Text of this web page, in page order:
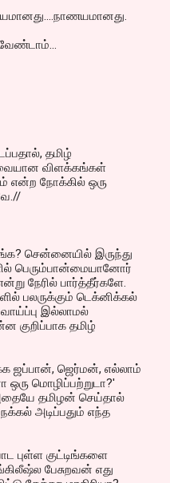
வேண்டாம்...
தமிழ்
விளக்கங்கள்
என்ற நோக்கில் ஒரு
சென்னையில் இருந்து
பெரும்பான்மையானோர்
நேரில் பார்த்தீர்களே.
பலருக்கும் டெக்னிக்கல்
இல்லாமல்
குறிப்பாக தமிழ்
ஜப்பான், ஜெர்மன், எல்லாம்
ஒரு மொழிப்பற்றுடா?'
அதையே தமிழன் செய்தால்
அடிப்பதும் எந்த
புள்ள குட்டிங்களை
பேசுறவன் எது